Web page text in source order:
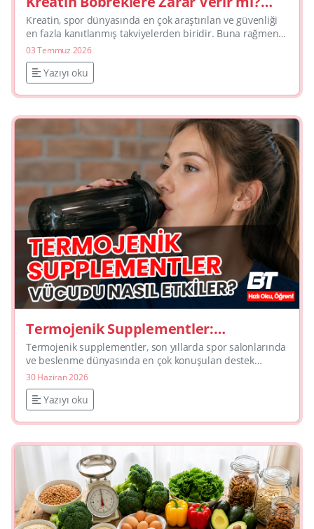
Bilimsel Gerçekler ve Kullanım İpuçları
Kreatin, spor dünyasında en çok araştırılan ve güvenliği
en fazla kanıtlanmış takviyelerden biridir. Buna rağmen
“böbreklere zarar verir mi?” sorusu çok sık gün...
03 Temmuz 2026
Yazıyı oku
Termojenik Supplementler:
Performans ve Yağ Yakımı Rehberi
Termojenik supplementler, son yıllarda spor salonlarında
ve beslenme dünyasında en çok konuşulan destek
ürünlerinden biri haline geldi. Peki bu ürünler gerçekten
işe ya...
30 Haziran 2026
Yazıyı oku